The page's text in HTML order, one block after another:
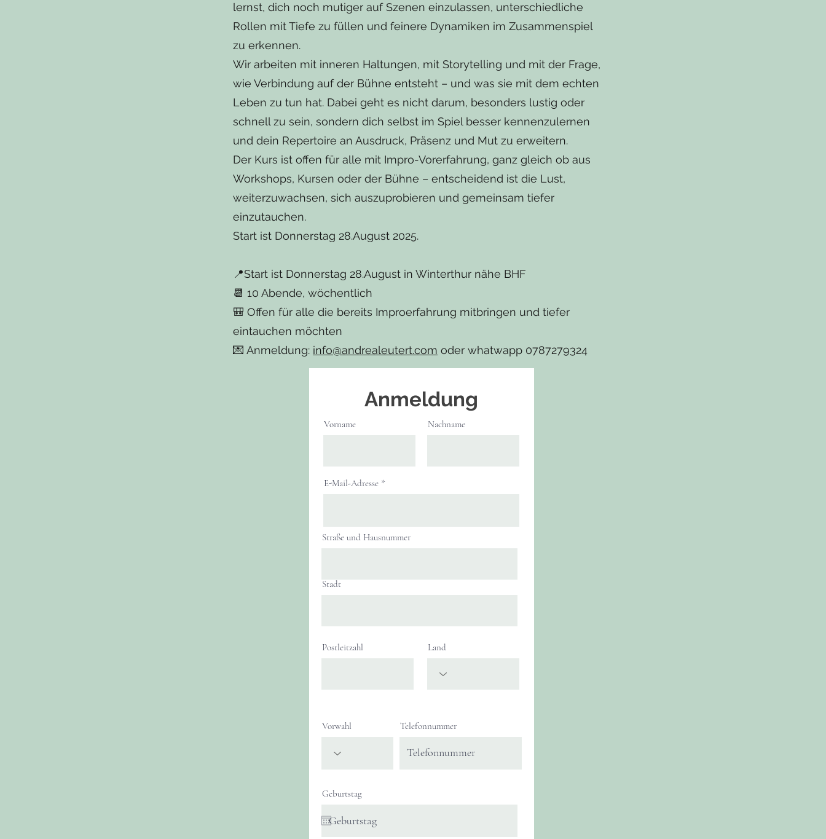
lernst, dich noch mutiger auf Szenen einzulassen, unterschiedliche
Rollen mit Tiefe zu füllen und feinere Dynamiken im Zusammenspiel
zu erkennen.
Wir arbeiten mit inneren Haltungen, mit Storytelling und mit der Frage,
wie Verbindung auf der Bühne entsteht – und was sie mit dem echten
Leben zu tun hat. Dabei geht es nicht darum, besonders lustig oder
schnell zu sein, sondern dich selbst im Spiel besser kennenzulernen
und dein Repertoire an Ausdruck, Präsenz und Mut zu erweitern.
Der Kurs ist offen für alle mit Impro-Vorerfahrung, ganz gleich ob aus
Workshops, Kursen oder der Bühne – entscheidend ist die Lust,
weiterzuwachsen, sich auszuprobieren und gemeinsam tiefer
einzutauchen.
Start ist Donnerstag 28.August 2025.
📍Start ist Donnerstag 28.August in Winterthur nähe BHF
📆 10 Abende, wöchentlich
🎒 Offen für alle die bereits Improerfahrung mitbringen und tiefer
eintauchen möchten
💌 Anmeldung: info@andrealeutert.com oder whatwapp 0787279324
Anmeldung
Vorname Nachname
E-Mail-Adresse
Straße und Hausnummer
Stadt
Postleitzahl Land
Vorwahl Telefonnummer
Geburtstag